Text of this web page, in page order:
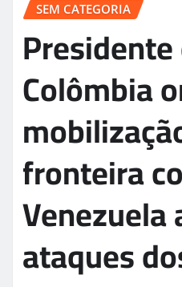
SEM CATEGORIA
Colômbia
fronteira
Venezuela
ataques